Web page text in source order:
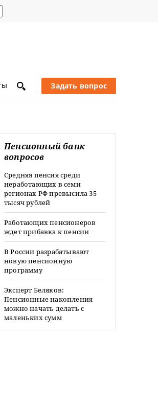
Задать вопрос
Пенсионный банк
вопросов
Средняя пенсия среди
неработающих в семи
регионах РФ превысила 35
тысяч рублей
Работающих пенсионеров
ждет прибавка к пенсии
В России разрабатывают
новую пенсионную
программу
Эксперт Беляков:
Пенсионные накопления
можно начать делать с
маленьких сумм